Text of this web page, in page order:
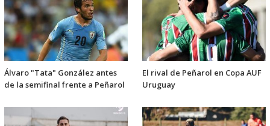
Álvaro "Tata" González antes
de la semifinal frente a Peñarol
El rival de Peñarol en Copa AUF
Uruguay